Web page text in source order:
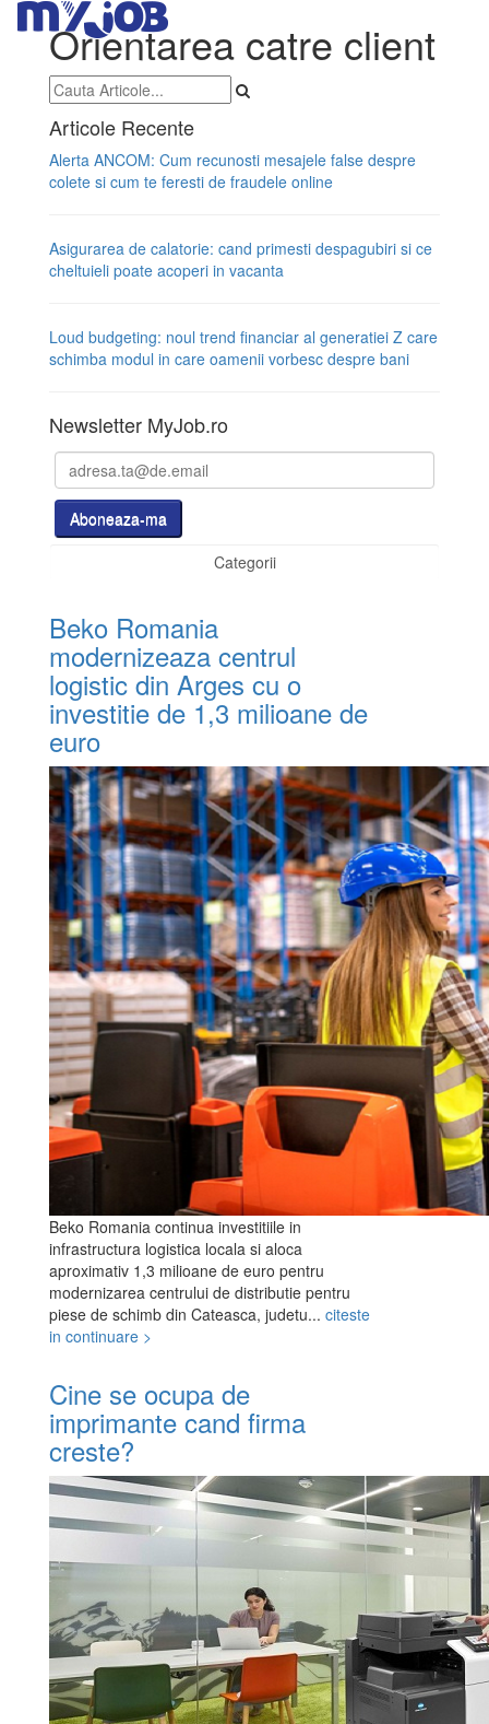
Orientarea catre client
Articole Recente
Alerta ANCOM: Cum recunosti mesajele false despre
colete si cum te feresti de fraudele online
Asigurarea de calatorie: cand primesti despagubiri si ce
cheltuieli poate acoperi in vacanta
Loud budgeting: noul trend financiar al generatiei Z care
schimba modul in care oamenii vorbesc despre bani
Newsletter MyJob.ro
Categorii
Beko Romania
modernizeaza centrul
logistic din Arges cu o
investitie de 1,3 milioane de
euro
Beko Romania continua investitiile in
infrastructura logistica locala si aloca
aproximativ 1,3 milioane de euro pentru
modernizarea centrului de distributie pentru
piese de schimb din Cateasca, judetu... citeste
in continuare >
Cine se ocupa de
imprimante cand firma
creste?